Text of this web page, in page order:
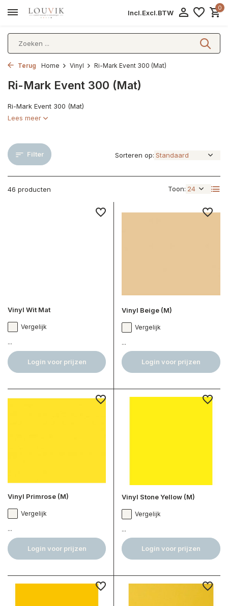
Incl.Excl.BTW
0
Terug Home Vinyl Ri-Mark Event 300 (Mat)
Ri-Mark Event 300 (Mat)
Ri-Mark Event 300 (Mat)
Lees meer
Filter
46 producten Toon:
Sorteren op:
Vinyl Wit Mat
Vergelijk
...
Login voor prijzen
Vinyl Beige (M)
Vergelijk
...
Login voor prijzen
Vinyl Primrose (M)
Vergelijk
...
Login voor prijzen
Vinyl Stone Yellow (M)
Vergelijk
...
Login voor prijzen